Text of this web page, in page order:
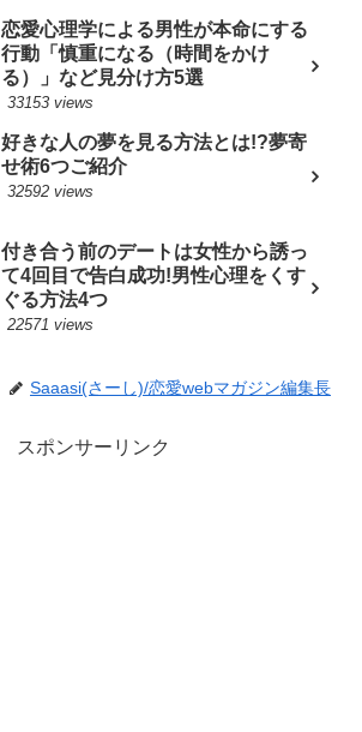
恋愛心理学による男性が本命にする
行動「慎重になる（時間をかけ
る）」など見分け方5選
33153 views
好きな人の夢を見る方法とは!?夢寄
せ術6つご紹介
32592 views
付き合う前のデートは女性から誘っ
て4回目で告白成功!男性心理をくす
ぐる方法4つ
22571 views
Saaasi(さーし)/恋愛webマガジン編集長
スポンサーリンク